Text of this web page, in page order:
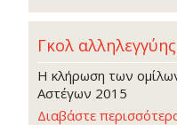
Γκολ
Η κλήρωση των
Αστέγων 2015
Διαβάστε